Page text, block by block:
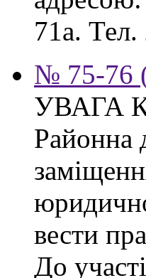
71а.
№ 75-76
УВАГА
Районна
вести
До